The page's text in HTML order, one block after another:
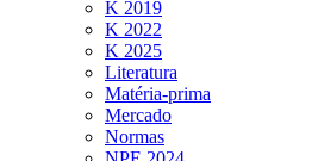
K 2019
K 2022
K 2025
Literatura
Matéria-prima
Mercado
Normas